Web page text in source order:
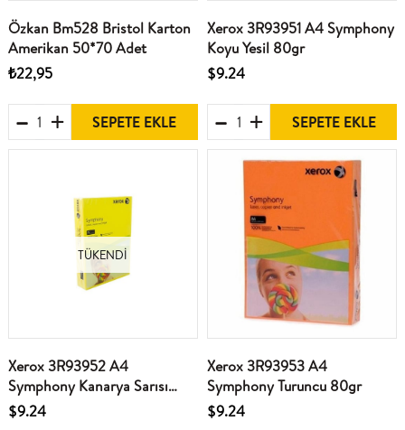
Özkan Bm528 Bristol Karton
Amerikan 50*70 Adet
₺22,95
SEPETE EKLE
Xerox 3R93951 A4 Symphony
Koyu Yesil 80gr
$9.24
SEPETE EKLE
TÜKENDI
Xerox 3R93952 A4
Symphony Kanarya Sarısı
80gr
$9.24
Xerox 3R93953 A4
Symphony Turuncu 80gr
$9.24